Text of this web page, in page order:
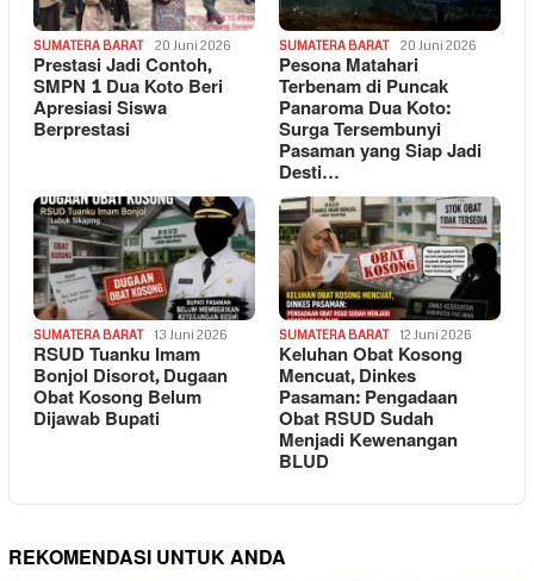
SUMATERA BARAT 20 Juni 2026
Prestasi Jadi Contoh,
SMPN 1 Dua Koto Beri
Apresiasi Siswa
Berprestasi
SUMATERA BARAT 20 Juni 2026
Pesona Matahari
Terbenam di Puncak
Panaroma Dua Koto:
Surga Tersembunyi
Pasaman yang Siap Jadi
Desti…
SUMATERA BARAT 13 Juni 2026
RSUD Tuanku Imam
Bonjol Disorot, Dugaan
Obat Kosong Belum
Dijawab Bupati
SUMATERA BARAT 12 Juni 2026
Keluhan Obat Kosong
Mencuat, Dinkes
Pasaman: Pengadaan
Obat RSUD Sudah
Menjadi Kewenangan
BLUD
REKOMENDASI UNTUK ANDA